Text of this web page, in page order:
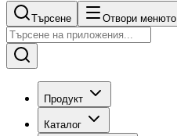
Търсене Отвори менюто
Продукт
Каталог